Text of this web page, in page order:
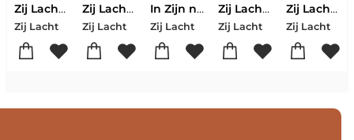
Zij Lacht Bijbel HSV
Zij Lacht
Zij Lacht dagboek
Zij Lacht
In Zijn nabijheid
Zij Lacht
Zij Lacht NBV21 in een jaar
Zij Lacht
Zij Lacht pocketbijbel NBV21
Zij Lacht